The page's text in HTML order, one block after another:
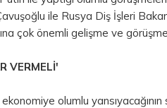
ile Rusya Diş İşleri
çok önemli gelişme ve
VERMELİ'
olumlu